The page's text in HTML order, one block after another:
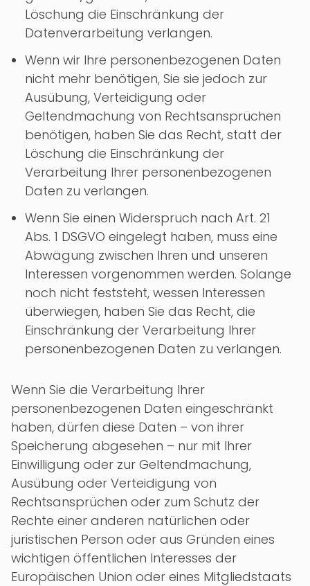
Löschung die Einschränkung der
Datenverarbeitung verlangen.
Wenn wir Ihre personenbezogenen Daten
nicht mehr benötigen, Sie sie jedoch zur
Ausübung, Verteidigung oder
Geltendmachung von Rechtsansprüchen
benötigen, haben Sie das Recht, statt der
Löschung die Einschränkung der
Verarbeitung Ihrer personenbezogenen
Daten zu verlangen.
Wenn Sie einen Widerspruch nach Art. 21
Abs. 1 DSGVO eingelegt haben, muss eine
Abwägung zwischen Ihren und unseren
Interessen vorgenommen werden. Solange
noch nicht feststeht, wessen Interessen
überwiegen, haben Sie das Recht, die
Einschränkung der Verarbeitung Ihrer
personenbezogenen Daten zu verlangen.
Wenn Sie die Verarbeitung Ihrer
personenbezogenen Daten eingeschränkt
haben, dürfen diese Daten – von ihrer
Speicherung abgesehen – nur mit Ihrer
Einwilligung oder zur Geltendmachung,
Ausübung oder Verteidigung von
Rechtsansprüchen oder zum Schutz der
Rechte einer anderen natürlichen oder
juristischen Person oder aus Gründen eines
wichtigen öffentlichen Interesses der
Europäischen Union oder eines Mitgliedstaats